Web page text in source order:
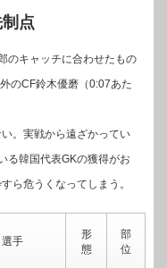
点
のキャッチに合わせたもの
のCF鈴木優磨（0:07あた
。実戦から遠ざかってい
る韓国代表GKの獲得がお
ら危うくなってしまう。
選手
形
態
部
位